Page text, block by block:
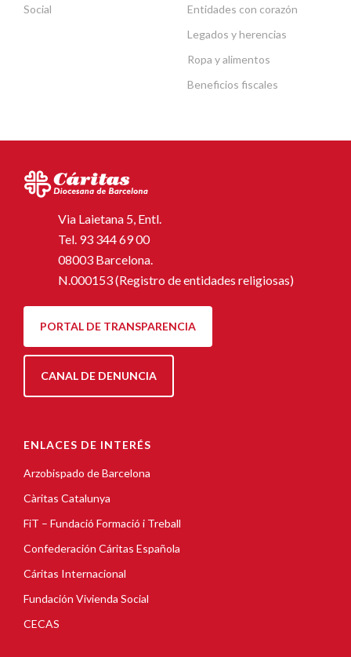
Social
Entidades con corazón
Legados y herencias
Ropa y alimentos
Beneficios fiscales
Via Laietana 5, Entl.
Tel. 93 344 69 00
08003 Barcelona.
N.000153 (Registro de entidades religiosas)
PORTAL DE TRANSPARENCIA
CANAL DE DENUNCIA
ENLACES DE INTERÉS
Arzobispado de Barcelona
Càritas Catalunya
FiT – Fundació Formació i Treball
Confederación Cáritas Española
Cáritas Internacional
Fundación Vivienda Social
CECAS